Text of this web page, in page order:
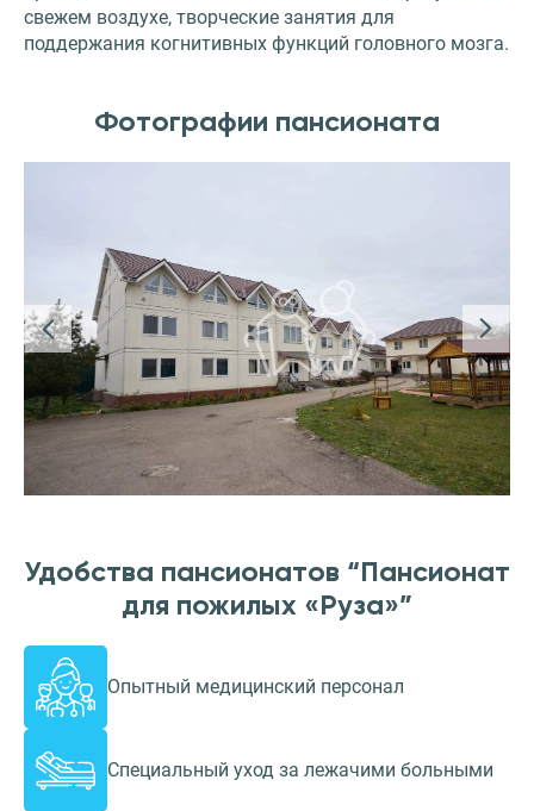
свежем воздухе, творческие занятия для
поддержания когнитивных функций головного мозга.
Фотографии пансионата
Удобства пансионатов “Пансионат
для пожилых «Руза»”
Опытный медицинский персонал
Специальный уход за лежачими больными